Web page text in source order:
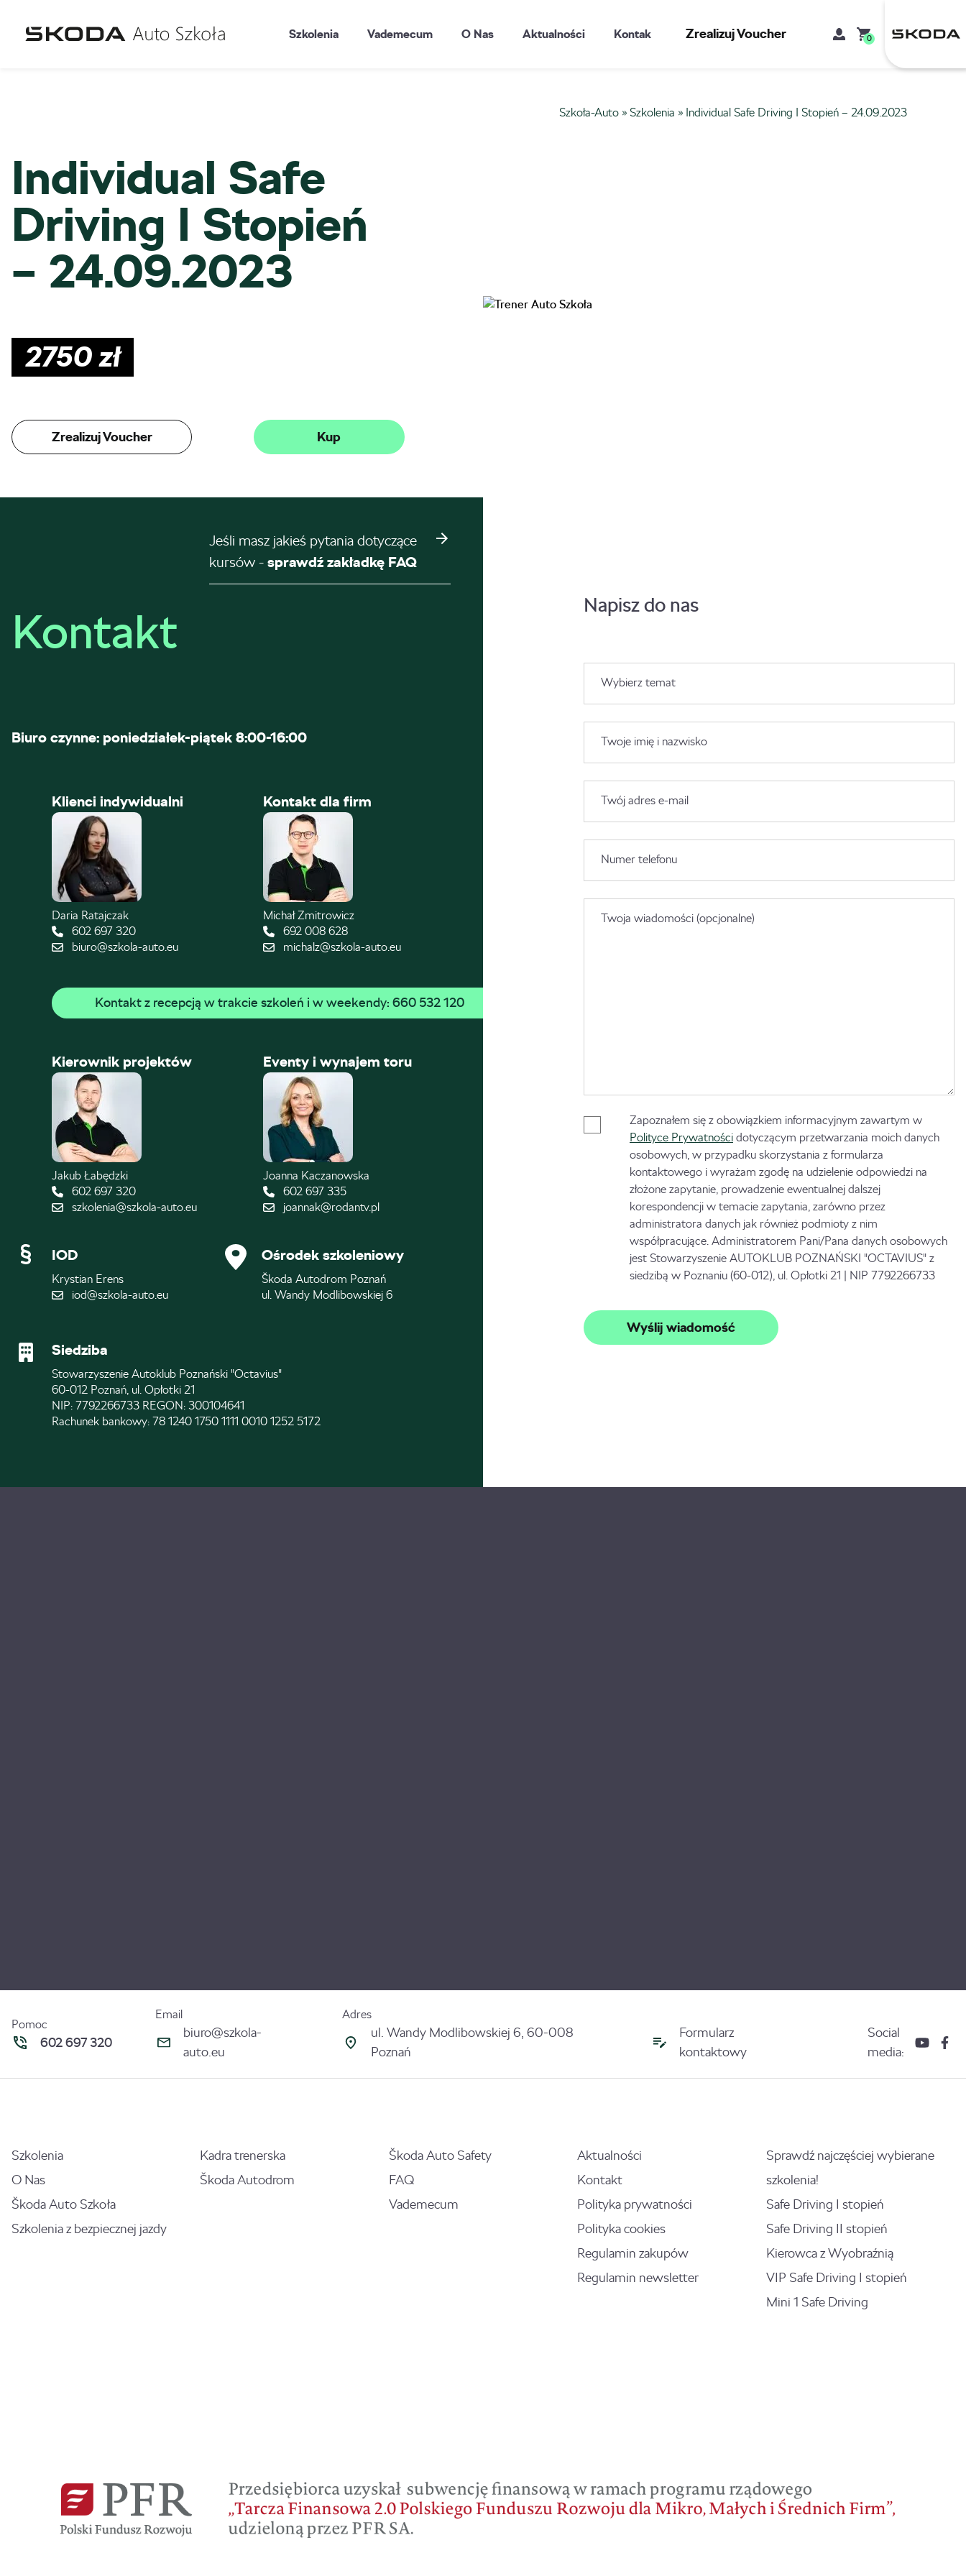
Szkolenia Vademecum O Nas Aktualności Kontakt Zrealizuj Voucher 0
Szkoła-Auto »Szkolenia » Individual Safe Driving I Stopień – 24.09.2023
Individual Safe
Driving I Stopień
– 24.09.2023
2750zł
Zrealizuj Voucher Kup
Jeśli masz jakieś pytania dotyczące
kursów - sprawdź zakładkę FAQ
Kontakt
Biuro czynne: poniedziałek-piątek 8:00-16:00
Klienci indywidualni
Daria Ratajczak
602 697 320
biuro@szkola-auto.eu
Kontakt dla firm
Michał Zmitrowicz
692 008 628
michalz@szkola-auto.eu
Kontakt z recepcją w trakcie szkoleń i w weekendy: 660 532 120
Kierownik projektów
Jakub Łabędzki
602 697 320
szkolenia@szkola-auto.eu
Eventy i wynajem toru
Joanna Kaczanowska
602 697 335
joannak@rodantv.pl
IOD
Krystian Erens
iod@szkola-auto.eu
Ośrodek szkoleniowy
Škoda Autodrom Poznań
ul. Wandy Modlibowskiej 6
Siedziba
Stowarzyszenie Autoklub Poznański "Octavius"
60-012 Poznań, ul. Opłotki 21
NIP: 7792266733 REGON: 300104641
Rachunek bankowy: 78 1240 1750 1111 0010 1252 5172
Napisz do nas
Wybierz temat
Twoje imię i nazwisko
Twój adres e-mail
Numer telefonu
Twoja wiadomości (opcjonalne)
Zapoznałem się z obowiązkiem informacyjnym zawartym w
Polityce Prywatnościdotyczącym przetwarzania moich danych
osobowych, w przypadku skorzystania z formularza
kontaktowego i wyrażam zgodę na udzielenie odpowiedzi na
złożone zapytanie, prowadzenie ewentualnej dalszej
korespondencji w temacie zapytania, zarówno przez
administratora danych jak również podmioty z nim
współpracujące. Administratorem Pani/Pana danych osobowych
jest Stowarzyszenie AUTOKLUB POZNAŃSKI "OCTAVIUS" z
siedzibą w Poznaniu (60-012), ul. Opłotki 21 | NIP 7792266733
Pomoc
602 697 320
Email
biuro@szkola-
auto.eu
Adres
ul. Wandy Modlibowskiej 6, 60-008
Poznań
Formularz
kontaktowy
Social
media:
Szkolenia
O Nas
Škoda Auto Szkoła
Szkolenia z bezpiecznej jazdy
Kadra trenerska
Škoda Autodrom
Škoda Auto Safety
FAQ
Vademecum
Aktualności
Kontakt
Polityka prywatności
Polityka cookies
Regulamin zakupów
Regulamin newsletter
Sprawdź najczęściej wybierane
szkolenia!
Safe Driving I stopień
Safe Driving II stopień
Kierowca z Wyobraźnią
VIP Safe Driving I stopień
Mini 1 Safe Driving